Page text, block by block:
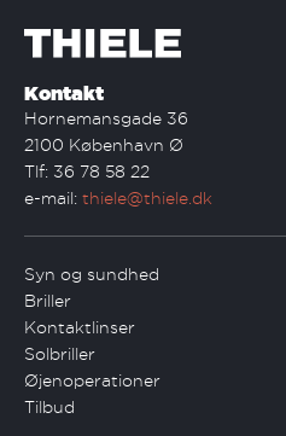
Kontakt
Hornemansgade 36
2100 København Ø
Tlf: 36 78 58 22
e-mail: thiele@thiele.dk
Syn og sundhed
Briller
Kontaktlinser
Solbriller
Øjenoperationer
Tilbud